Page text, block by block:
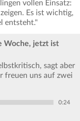
vollen Einsatz:
Es ist wichtig,
entsteht."
Woche, jetzt ist
sagt aber
freuen uns auf zwei
0:24